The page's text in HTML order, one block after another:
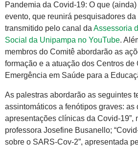
Pandemia da Covid-19: O que (ainda)
evento, que reunirá pesquisadores da
transmitido pelo canal da Assessoria
Social da Unipampa no YouTube.
membros do Comitê abordarão as
formação e a atuação dos Centros de
Emergência em Saúde para a
As palestras abordarão as seguintes
assintomáticos a fenótipos graves: as
apresentações clínicas da Covid-19”,
professora Josefine Busanello;
sobre o SARS-Cov-2”, apresentada